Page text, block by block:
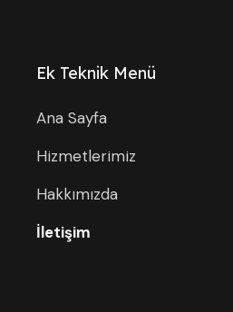
Ek Teknik Menü
Ana Sayfa
Hizmetlerimiz
Hakkımızda
İletişim